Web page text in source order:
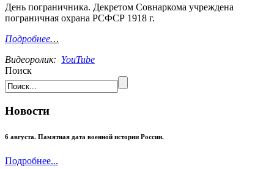
День пограничника. Декретом Совнаркома учреждена
пограничная охрана РСФСР 1918 г.
Подробнее…
Видеоролик: YouTube
Поиск
Новости
6 августа. Памятная дата военной истории России.
Подробнее...